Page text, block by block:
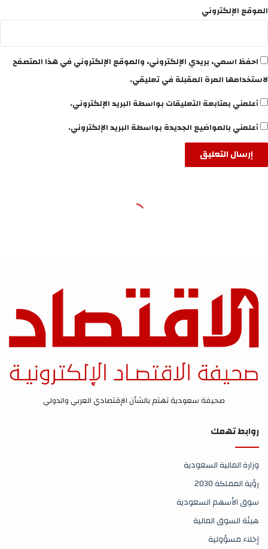
صحيفة سعودية تهتم بالشأن الإقتصادي العربي والدولي
روابط تهمك
وزارة المالية السعودية
رؤية المملكة 2030
سوق الأسهم السعودية
هيئة السوق المالية
إخلاء مسؤولية